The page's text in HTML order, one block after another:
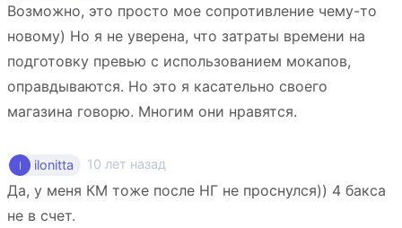
Возможно, это просто мое сопротивление чему-то
новому) Но я не уверена, что затраты времени на
подготовку превью с использованием мокапов,
оправдываются. Но это я касательно своего
магазина говорю. Многим они нравятся.
ilonitta 10 лет назад
Да, у меня КМ тоже после НГ не проснулся)) 4 бакса
не в счет.